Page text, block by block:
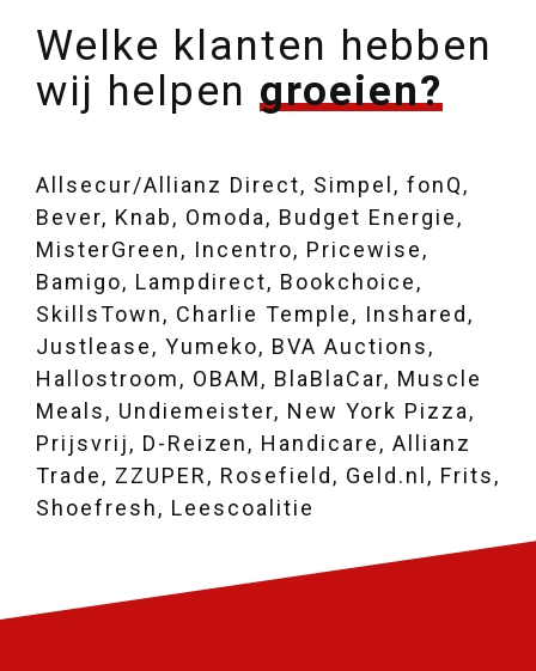
Welke klanten hebben
wij helpen groeien?
Allsecur/Allianz Direct, Simpel, fonQ,
Bever, Knab, Omoda, Budget Energie,
MisterGreen, Incentro, Pricewise,
Bamigo, Lampdirect, Bookchoice,
SkillsTown, Charlie Temple, Inshared,
Justlease, Yumeko, BVA Auctions,
Hallostroom, OBAM, BlaBlaCar, Muscle
Meals, Undiemeister, New York Pizza,
Prijsvrij, D-Reizen, Handicare, Allianz
Trade, ZZUPER, Rosefield, Geld.nl, Frits,
Shoefresh, Leescoalitie